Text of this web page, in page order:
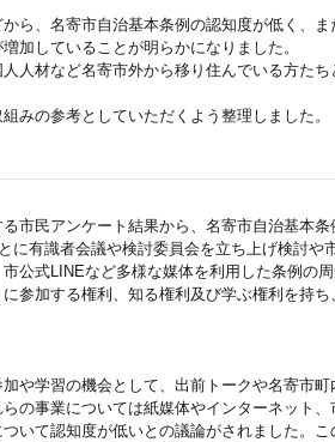
ら、名寄市自治基本条例の認知度が低く、
加していることが明らかになりました。
人材など名寄市外から移り住んでいる方た
みの参考としていただくよう整理しました。
市民アンケート結果から、名寄市自治基本
に有識者会議や検討委員会を立ち上げ検討や
公式LINEなど多様な媒体を利用した条例の
参加する権利、知る権利及び学ぶ権利を持
や学習の機会として、出前トークや名寄市
の事業については紙媒体やインターネット
いて認知度が低いとの議論がされました。